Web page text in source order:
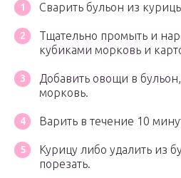
Сварить бульон из
Тщательно промыть и
кубиками морковь и
Добавить овощи в
морковь.
Варить в течение 10
Курицу либо удалить из
порезать.